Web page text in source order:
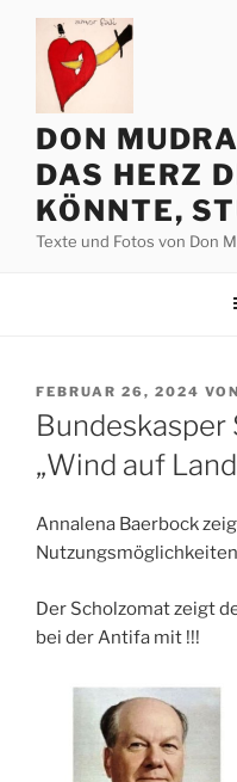
Zum
springen
DON
DAS HERZ
KÖNNTE,
Texte und Fotos von Don
VERÖFFENTLICHT
AM
FEBRUAR 26, 2024 VON
Bundeskasper
„Wind auf
Annalena Baerbock
Der Scholzomat zeigt
bei der Antifa mit !!!